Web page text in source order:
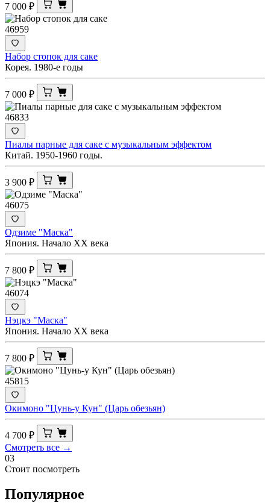
7 000 ₽
46959
Набор стопок для саке
Корея. 1980-е годы
7 000 ₽
46833
Пиалы парные для саке с музыкальным эффектом
Китай. 1950-1960 годы.
3 900 ₽
46075
Одзиме "Маска"
Япония. Начало XX века
7 800 ₽
46074
Нэцкэ "Маска"
Япония. Начало XX века
7 800 ₽
45815
Окимоно "Цунь-у Кун" (Царь обезьян)
4 700 ₽
Смотреть все →
03
Стоит посмотреть
Популярное